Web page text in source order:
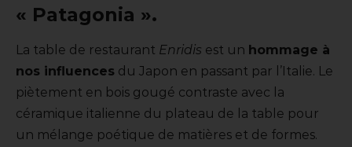
« Patagonia ».
La table de restaurant Enridis est un hommage à
nos influences du Japon en passant par l’Italie. Le
piètement en bois gougé contraste avec la
céramique italienne du plateau de la table pour
un mélange poétique de matières et de formes.